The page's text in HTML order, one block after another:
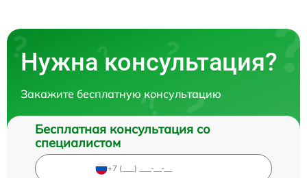
Нужна консультация?
Закажите бесплатную консультацию
Бесплатная консультация со
специалистом